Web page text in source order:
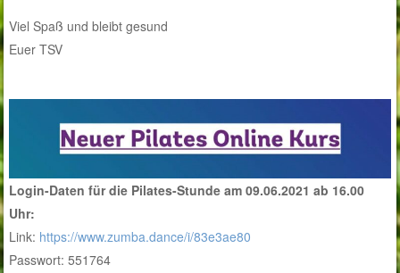
Viel Spaß und bleibt gesund
Euer TSV
Login-Daten für die Pilates-Stunde am 09.06.2021 ab 16.00
Uhr:
Link: https://www.zumba.dance/i/83e3ae80
Passwort: 551764